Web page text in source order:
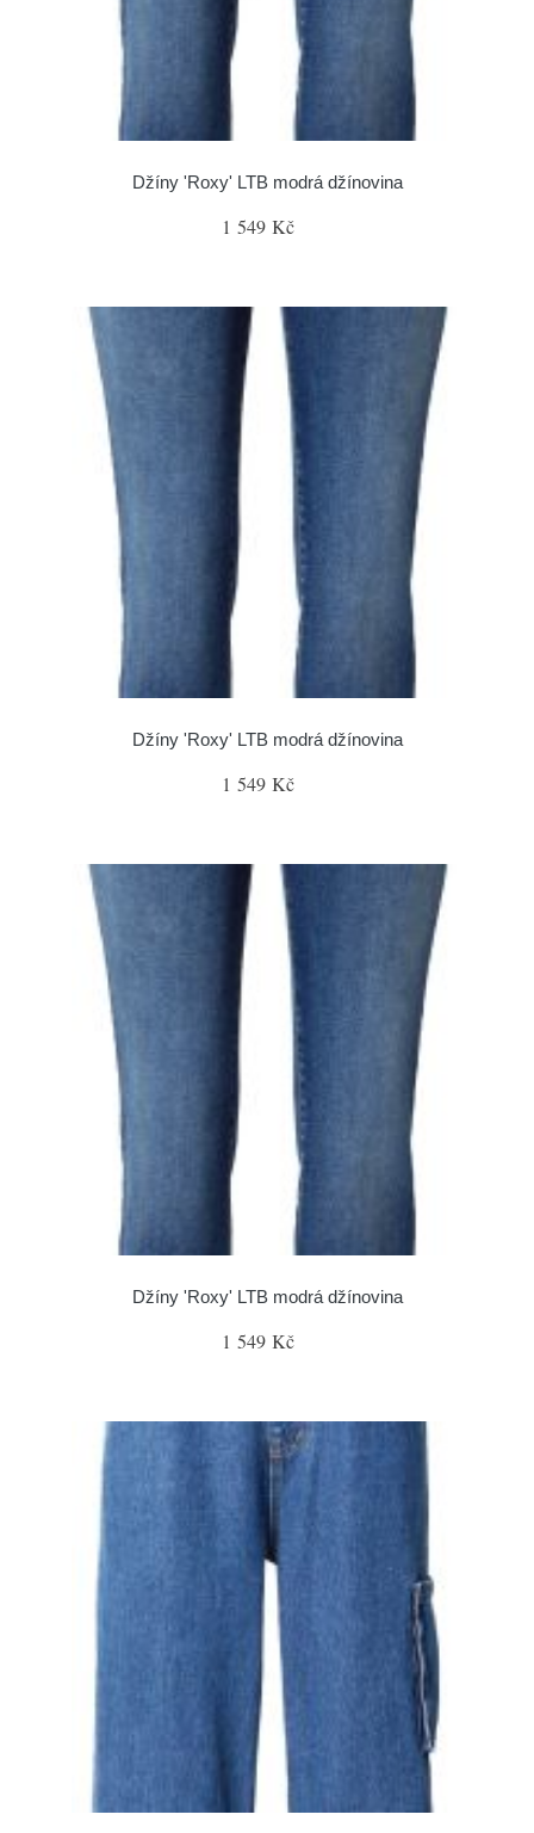
Džíny 'Roxy' LTB modrá džínovina
1 549 Kč
Džíny 'Roxy' LTB modrá džínovina
1 549 Kč
Džíny 'Roxy' LTB modrá džínovina
1 549 Kč